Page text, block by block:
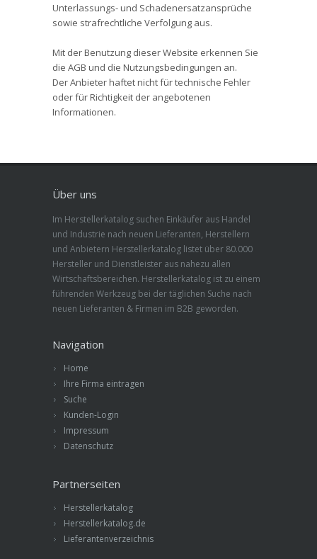
Unterlassungs- und Schadenersatzansprüche
sowie strafrechtliche Verfolgung aus.
Mit der Benutzung dieser Website erkennen Sie
die AGB und die Nutzungsbedingungen an.
Der Anbieter haftet nicht für technische Fehler
oder für Richtigkeit der angebotenen
Informationen.
Über uns
Im Herstellerkatalog suchen Einkäufer aus Handel
und Industrie nach neuen Lieferanten, Herstellern
und Anbietern Herstellerkatalog listet über 80.000
Hersteller und Dienstleister aus nahezu allen
Wirtschaftsbereichen. Herstellerkatalog ist zu einem
führenden Werkzeug bei der täglichen Suche nach
neuen Lieferanten & Firmen im B2B geworden.
Navigation
Home
Ihre Firma eintragen
Suche
Kunden-Login
Impressum
Datenschutz
Partnerseiten
Herstellerkatalog
Herstellerkatalog.de
Lieferantenverzeichnis